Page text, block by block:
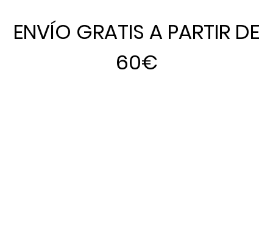
ENVÍO GRATIS A PARTIR DE
60€